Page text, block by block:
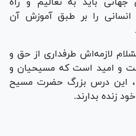
انسانی را بر طبق آموزش آن
لازمه‌اش طرفداری از حق و
و امید است که مسیحیان و
این درس بزرگ حضرت مسیح
زنده بدارند.